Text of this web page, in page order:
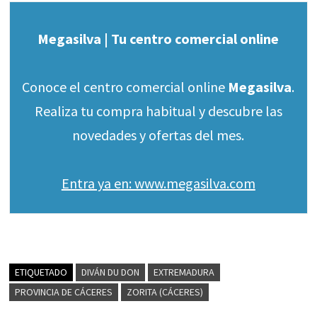
Megasilva | Tu centro comercial online
Conoce el centro comercial online Megasilva.
Realiza tu compra habitual y descubre las
novedades y ofertas del mes.
Entra ya en: www.megasilva.com
ETIQUETADO DIVÁN DU DON
EXTREMADURA
PROVINCIA DE CÁCERES
ZORITA (CÁCERES)